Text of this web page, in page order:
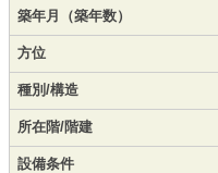
築年月（築年数）
方位
種別/構造
所在階/階建
設備条件